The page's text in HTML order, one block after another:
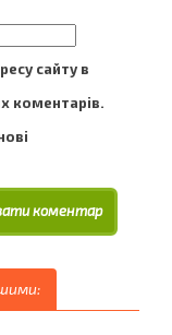
сайту в
коментарів.